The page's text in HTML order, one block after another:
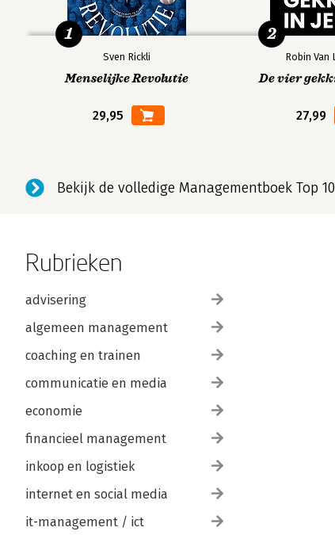
Sven Rickli
Menselijke Revolutie
29,95
1
Robin Van
De vier
27,99
2
Bekijk de volledige Managementboek Top
Rubrieken
advisering
algemeen management
coaching en trainen
communicatie en media
economie
financieel management
inkoop en logistiek
internet en social media
it-management / ict